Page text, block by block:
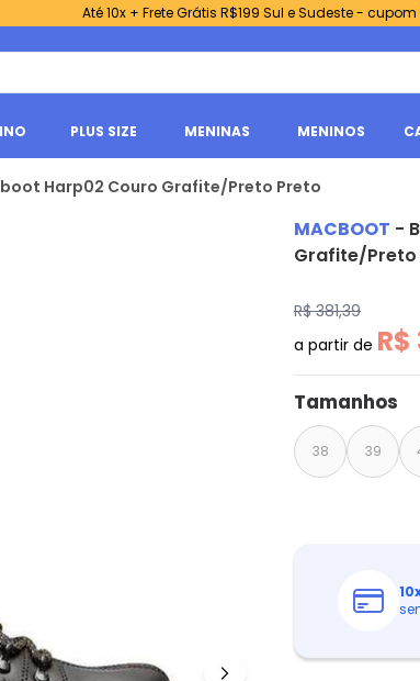
Até 10x + Frete Grátis R$199 Sul e Sudeste - cupom
PLUS SIZE MENINAS MENINOS
Harp02 Couro Grafite/Preto Preto
MACBOOT -
Grafite/Preto
R$ 381,39
a partir de R$
Tamanhos
38 39
10